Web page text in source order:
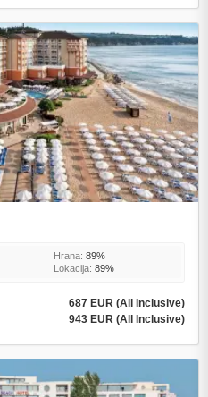
Hrana: 89%
Lokacija: 89%
687 EUR (All Inclusive)
943 EUR (All Inclusive)